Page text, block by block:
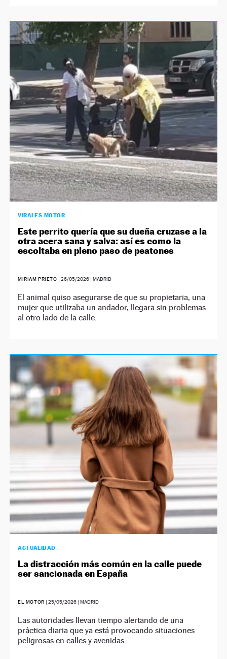
VIRALES MOTOR
Este perrito quería que su dueña cruzase a la
otra acera sana y salva: así es como la
escoltaba en pleno paso de peatones
MIRIAM PRIETO | 26/05/2026| MADRID
El animal quiso asegurarse de que su propietaria, una
mujer que utilizaba un andador, llegara sin problemas
al otro lado de la calle.
ACTUALIDAD
La distracción más común en la calle puede
ser sancionada en España
EL MOTOR | 25/05/2026| MADRID
Las autoridades llevan tiempo alertando de una
práctica diaria que ya está provocando situaciones
peligrosas en calles y avenidas.